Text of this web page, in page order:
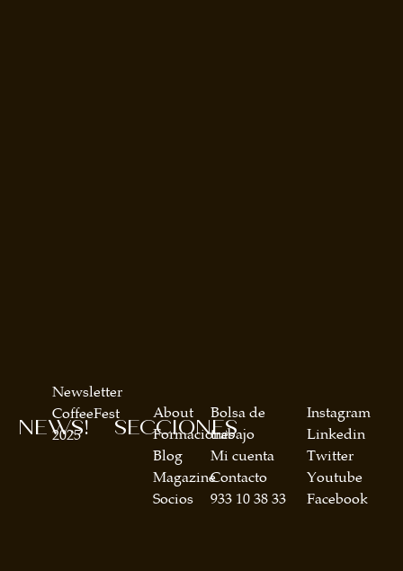
SECCIONES
About
Formaciones
Blog
Magazine
Socios
Bolsa de
trabajo
Mi cuenta
Contacto
933 10 38 33
NEWS!
Newsletter
CoffeeFest
2025
Instagram
Linkedin
Twitter
Youtube
Facebook